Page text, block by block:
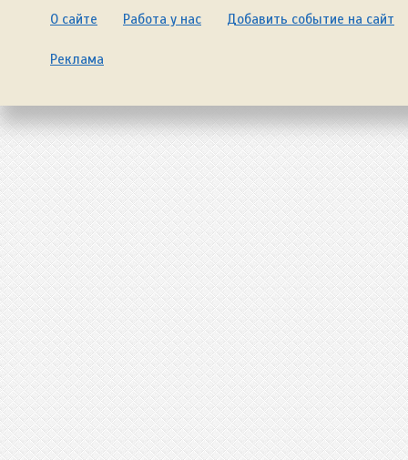
О сайте Работа у нас Добавить событие на сайт
Реклама